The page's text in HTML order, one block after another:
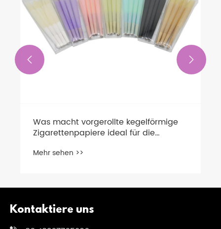
Was macht vorgerollte kegelförmige
Zigarettenpapiere ideal für die
großen Mengen?
Mehr sehen >>
 
Kontaktiere uns